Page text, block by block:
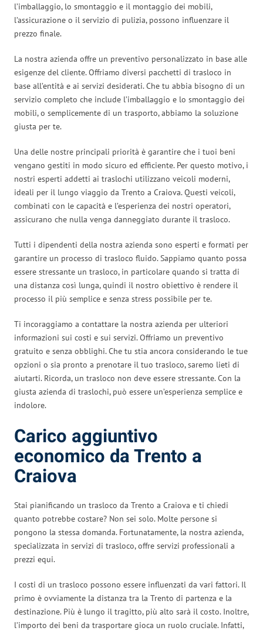
l’imballaggio, lo smontaggio e il montaggio dei mobili,
l’assicurazione o il servizio di pulizia, possono influenzare il
prezzo finale.
La nostra azienda offre un preventivo personalizzato in base alle
esigenze del cliente. Offriamo diversi pacchetti di trasloco in
base all’entità e ai servizi desiderati. Che tu abbia bisogno di un
servizio completo che include l’imballaggio e lo smontaggio dei
mobili, o semplicemente di un trasporto, abbiamo la soluzione
giusta per te.
Una delle nostre principali priorità è garantire che i tuoi beni
vengano gestiti in modo sicuro ed efficiente. Per questo motivo, i
nostri esperti addetti ai traslochi utilizzano veicoli moderni,
ideali per il lungo viaggio da Trento a Craiova. Questi veicoli,
combinati con le capacità e l’esperienza dei nostri operatori,
assicurano che nulla venga danneggiato durante il trasloco.
Tutti i dipendenti della nostra azienda sono esperti e formati per
garantire un processo di trasloco fluido. Sappiamo quanto possa
essere stressante un trasloco, in particolare quando si tratta di
una distanza così lunga, quindi il nostro obiettivo è rendere il
processo il più semplice e senza stress possibile per te.
Ti incoraggiamo a contattare la nostra azienda per ulteriori
informazioni sui costi e sui servizi. Offriamo un preventivo
gratuito e senza obblighi. Che tu stia ancora considerando le tue
opzioni o sia pronto a prenotare il tuo trasloco, saremo lieti di
aiutarti. Ricorda, un trasloco non deve essere stressante. Con la
giusta azienda di traslochi, può essere un’esperienza semplice e
indolore.
Carico aggiuntivo
economico da Trento a
Craiova
Stai pianificando un trasloco da Trento a Craiova e ti chiedi
quanto potrebbe costare? Non sei solo. Molte persone si
pongono la stessa domanda. Fortunatamente, la nostra azienda,
specializzata in servizi di trasloco, offre servizi professionali a
prezzi equi.
I costi di un trasloco possono essere influenzati da vari fattori. Il
primo è ovviamente la distanza tra la Trento di partenza e la
destinazione. Più è lungo il tragitto, più alto sarà il costo. Inoltre,
l’importo dei beni da trasportare gioca un ruolo cruciale. Infatti,